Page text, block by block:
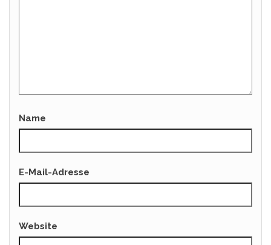
Name
E-Mail-Adresse
Website